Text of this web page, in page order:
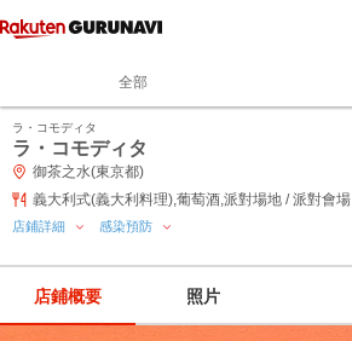
全部
ラ・コモディタ
ラ・コモディタ
御茶之水(東京都)
義大利式(義大利料理),葡萄酒,派對場地 / 派對會場
店鋪詳細 感染預防
店鋪概要 照片